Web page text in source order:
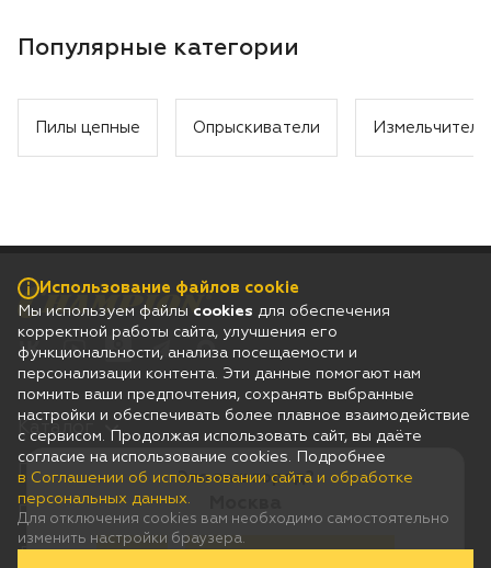
Это ваш город?
Популярные категории
Пилы цепные Опрыскиватели Измельчители
Гарантия
Покупателям
Дилерам
Каталог
Использование файлов cookie
Мы используем файлы cookies для обеспечения
корректной работы сайта, улучшения его
функциональности, анализа посещаемости и
персонализации контента. Эти данные помогают нам
помнить ваши предпочтения, сохранять выбранные
настройки и обеспечивать более плавное взаимодействие
с сервисом. Продолжая использовать сайт, вы даёте
согласие на использование cookies. Подробнее
в Соглашении об использовании сайта и обработке
персональных данных.
Для отключения cookies вам необходимо самостоятельно
изменить настройки браузера.